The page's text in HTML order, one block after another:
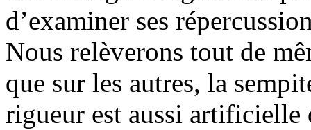
d’examiner ses
Nous relèverons tout de
que sur les autres, la
rigueur est aussi artificielle